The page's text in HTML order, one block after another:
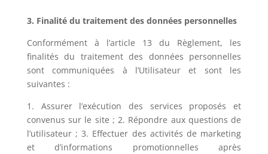
3. Finalité du traitement des données personnelles
Conformément à l’article 13 du Règlement, les
finalités du traitement des données personnelles
sont communiquées à l’Utilisateur et sont les
suivantes :
1. Assurer l’exécution des services proposés et
convenus sur le site ; 2. Répondre aux questions de
l’utilisateur ; 3. Effectuer des activités de marketing
et d’informations promotionnelles après